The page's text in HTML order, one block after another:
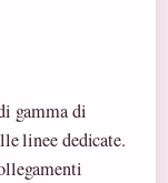
gamma di
linee dedicate.